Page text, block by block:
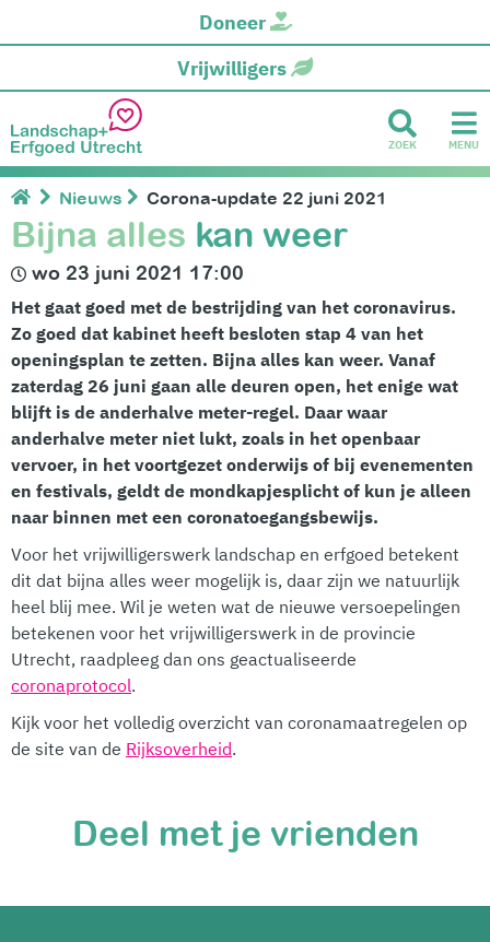
Doneer
Vrijwilligers
ZOEK MENU
Nieuws Corona-update 22 juni 2021
Bijna alles kan weer
wo 23 juni 2021 17:00
Het gaat goed met de bestrijding van het coronavirus.
Zo goed dat kabinet heeft besloten stap 4 van het
openingsplan te zetten. Bijna alles kan weer. Vanaf
zaterdag 26 juni gaan alle deuren open, het enige wat
blijft is de anderhalve meter-regel. Daar waar
anderhalve meter niet lukt, zoals in het openbaar
vervoer, in het voortgezet onderwijs of bij evenementen
en festivals, geldt de mondkapjesplicht of kun je alleen
naar binnen met een coronatoegangsbewijs.
Voor het vrijwilligerswerk landschap en erfgoed betekent
dit dat bijna alles weer mogelijk is, daar zijn we natuurlijk
heel blij mee. Wil je weten wat de nieuwe versoepelingen
betekenen voor het vrijwilligerswerk in de provincie
Utrecht, raadpleeg dan ons geactualiseerde
coronaprotocol.
Kijk voor het volledig overzicht van coronamaatregelen op
de site van de Rijksoverheid.
Deel met je vrienden